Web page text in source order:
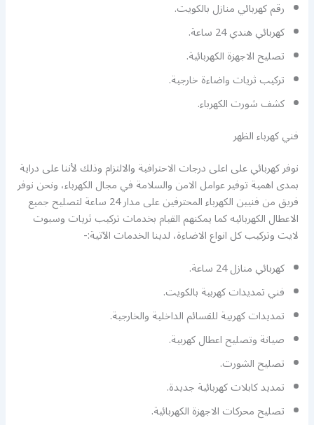
رقم كهربائي منازل بالكويت.
كهربائي هندي 24 ساعة.
تصليح الاجهزة الكهربائية.
تركيب ثريات واضاءة خارجية.
كشف شورت الكهرباء.
فني كهرباء الظهر
نوفر كهربائي على اعلى درجات الاحترافية والالتزام وذلك لأننا على دراية
بمدى اهمية توفير عوامل الامن والسلامة في مجال الكهرباء، ونحن نوفر
فريق من فنيين الكهرباء المحترفين على مدار 24 ساعة لتصليح جميع
الاعطال الكهربائيه كما يمكنهم القيام بخدمات تركيب ثريات وسبوت
لايت وتركيب كل انواع الاضاءة، لدينا الخدمات الآتية:-
كهربائي منازل 24 ساعة.
فني تمديدات كهربية بالكويت.
تمديدات كهربية للقسائم الداخلية والخارجية.
صيانة وتصليح اعطال كهربية.
تصليح الشورت.
تمديد كابلات كهربائية جديدة.
تصليح محركات الاجهزة الكهربائية.